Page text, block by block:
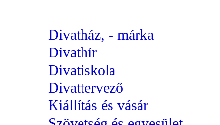
Divatház, - márka
Divathír
Divatiskola
Divattervező
Kiállítás és vásár